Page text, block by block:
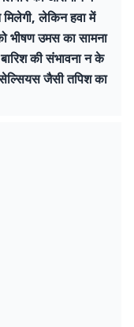
लेकिन हवा में
भीषण उमस का सामना
की संभावना न के
जैसी तपिश का